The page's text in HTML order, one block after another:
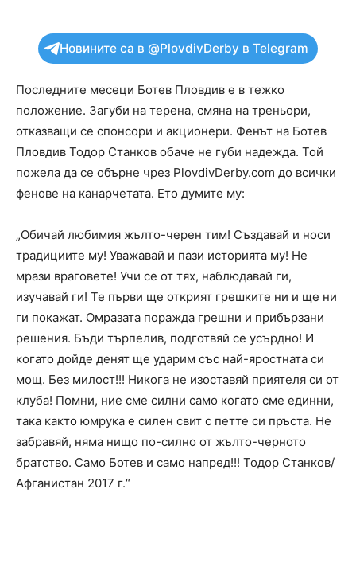
Новините са в @PlovdivDerby в Telegram
Последните месеци Ботев Пловдив е в тежко
положение. Загуби на терена, смяна на треньори,
отказващи се спонсори и акционери. Фенът на Ботев
Пловдив Тодор Станков обаче не губи надежда. Той
пожела да се обърне чрез PlovdivDerby.com до всички
фенове на канарчетата. Ето думите му:
„Обичай любимия жълто-черен тим! Създавай и носи
традициите му! Уважавай и пази историята му! Не
мрази враговете! Учи се от тях, наблюдавай ги,
изучавай ги! Те първи ще открият грешките ни и ще ни
ги покажат. Омразата поражда грешни и прибързани
решения. Бъди търпелив, подготвяй се усърдно! И
когато дойде денят ще ударим със най-яростната си
мощ. Без милост!!! Никога не изоставяй приятеля си от
клуба! Помни, ние сме силни само когато сме единни,
така както юмрука е силен свит с петте си пръста. Не
забравяй, няма нищо по-силно от жълто-черното
братство. Само Ботев и само напред!!! Тодор Станков/
Афганистан 2017 г.“